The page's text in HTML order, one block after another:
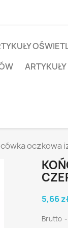
oczkowa
5,66
Brutto